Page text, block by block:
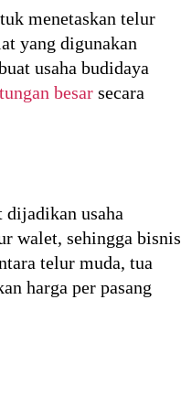
menetaskan telur
yang digunakan
usaha budidaya
besar secara
dijadikan usaha
walet, sehingga bisnis
telur muda, tua
harga per pasang